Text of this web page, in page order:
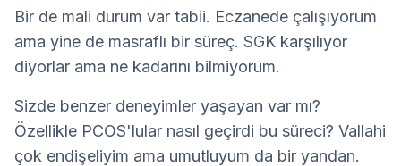
Bir de mali durum var tabii. Eczanede çalışıyorum
ama yine de masraflı bir süreç. SGK karşılıyor
diyorlar ama ne kadarını bilmiyorum.
Sizde benzer deneyimler yaşayan var mı?
Özellikle PCOS'lular nasıl geçirdi bu süreci? Vallahi
çok endişeliyim ama umutluyum da bir yandan.